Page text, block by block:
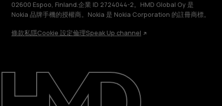
關於
維修、循環再用、回收再造
支援
02600 Espoo, Finland.企業 ID 2724044-2。HMD Global Oy 是
Nokia 品牌手機的授權商。Nokia 是 Nokia Corporation 的註冊商標。
條款私隱Cookie 設定倫理Speak Up channel